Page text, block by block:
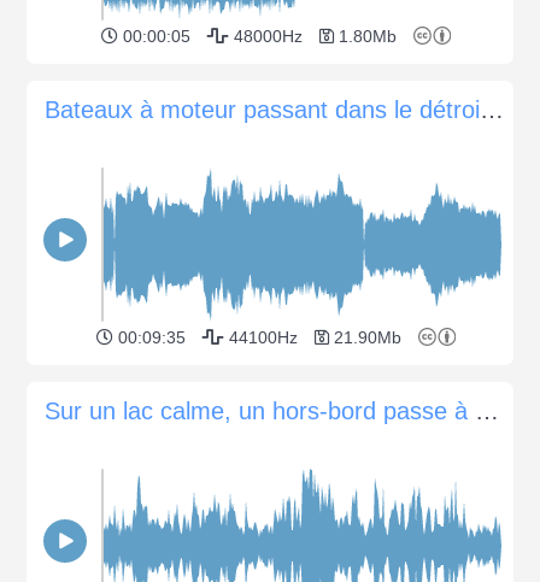
00:00:05 48000Hz 1.80Mb
Bateaux à moteur passant dans le détroit du Bosphore
00:09:35 44100Hz 21.90Mb
Sur un lac calme, un hors-bord passe à droite